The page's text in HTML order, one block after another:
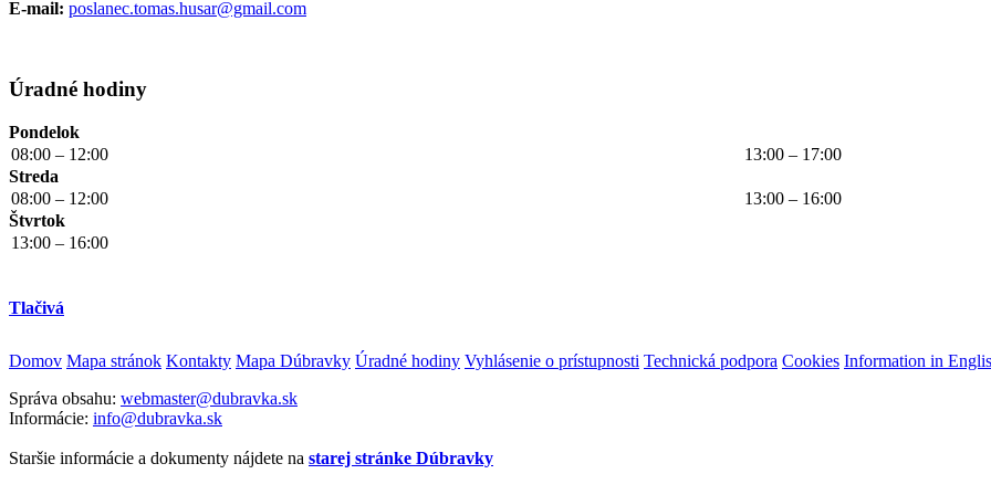
E-mail: poslanec.tomas.husar@gmail.com
Úradné hodiny
Pondelok
08:00 – 12:00
13:00 – 17:00
Streda
08:00 – 12:00
13:00 – 16:00
Štvrtok
13:00 – 16:00
Tlačivá
Domov Mapa stránok Kontakty Mapa Dúbravky Úradné hodiny Vyhlásenie o prístupnosti Technická podpora Cookies Information in
Správa obsahu: webmaster@dubravka.sk
Informácie: info@dubravka.sk
Staršie informácie a dokumenty nájdete na starej stránke Dúbravky